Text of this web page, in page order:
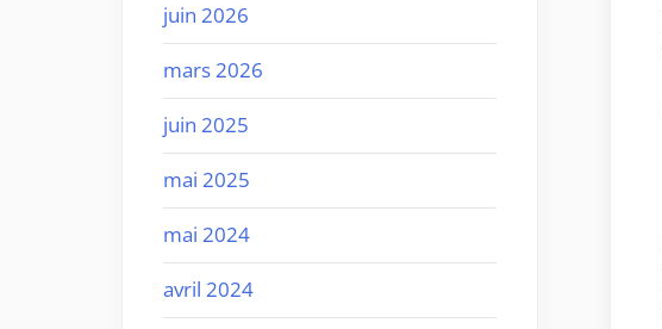
juin 2026
mars 2026
juin 2025
mai 2025
mai 2024
avril 2024